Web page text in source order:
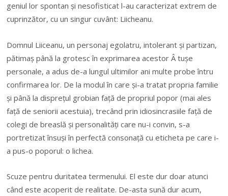
geniul lor spontan și nesofisticat l-au caracterizat extrem de
cuprinzător, cu un singur cuvânt: Liicheanu.
Domnul Liiceanu, un personaj egolatru, intolerant și partizan,
pătimaș până la grotesc în exprimarea acestor Â tușe
personale, a adus de-a lungul ultimilor ani multe probe întru
confirmarea lor. De la modul în care și-a tratat propria familie
și până la disprețul grobian față de propriul popor (mai ales
față de seniorii acestuia), trecând prin idiosincrasiile față de
colegi de breaslă și personalități care nu-i convin, s-a
portretizat însuși în perfectă consonață cu eticheta pe care i-
a pus-o poporul: o lichea.
Scuze pentru duritatea termenului. El este dur doar atunci
când este acoperit de realitate. De-asta sună dur acum,